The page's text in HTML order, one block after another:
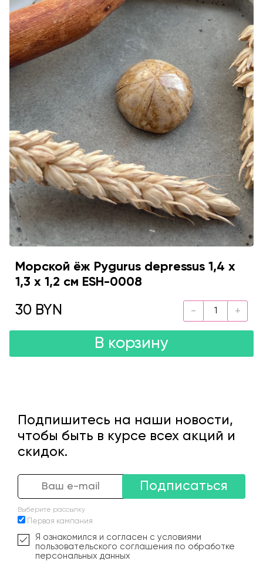
Морской ёж Pygurus depressus 1,4 х
1,3 х 1,2 см ESH-0008
30 BYN
В корзину
Подпишитесь на наши новости,
чтобы быть в курсе всех акций и
скидок.
Подписаться
Выберите рассылку
Первая кампания
Я ознакомился и согласен с условиями
пользовательского соглашения по обработке
персональных данных